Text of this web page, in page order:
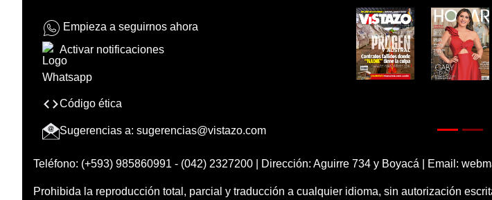
Empieza a seguirnos ahora
Activar notificaciones
Código ética
Sugerencias a: sugerencias@vistazo.com
Teléfono: (+593) 985860991 - (042) 2327200 | Dirección: Aguirre 734 y Boyacá | Email:
Prohibida la reproducción total, parcial y traducción a cualquier idioma, sin autorización